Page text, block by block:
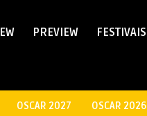
PREVIEW FESTIVAIS
OSCAR 2027 OSCAR 2026